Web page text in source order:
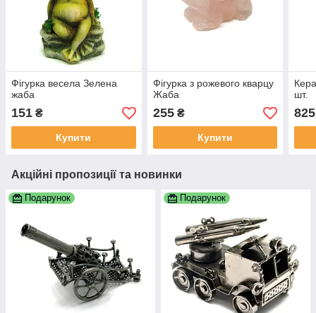
Фігурка весела Зелена
жаба
151 ₴
Купити
Фігурка з рожевого кварцу
Жаба
255₴
Купити
шт.
825
Акційні пропозиції та новинки
Подарунок Подарунок